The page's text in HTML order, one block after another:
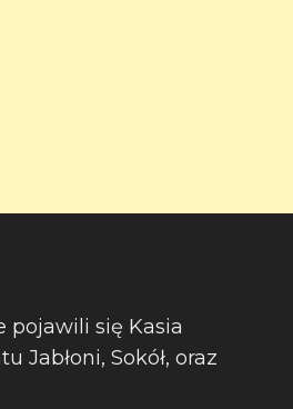
pojawili się Kasia
Jabłoni, Sokół, oraz